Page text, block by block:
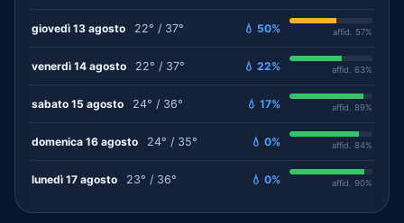
giovedì 13 agosto 22° / 37° 💧 50% affid. 57%
venerdì 14 agosto 22° / 37° 💧 22% affid. 63%
sabato 15 agosto 24° / 36° 💧 17% affid. 89%
domenica 16 agosto 24° / 35° 💧 0% affid. 84%
lunedì 17 agosto 23° / 36° 💧 0% affid. 90%